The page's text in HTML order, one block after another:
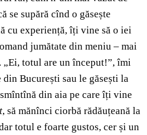
se supără cînd o găsește
cu experiență, îți vine să o iei
jumătate din meniu – mai
„Ei, totul are un început!”, îmi
București sau le găsești la
din aia pe care îți vine
, să mănînci ciorbă rădăuțeană la
totul e foarte gustos, cer și un